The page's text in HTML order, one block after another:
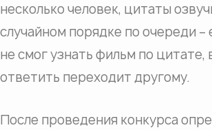
несколько человек, цитаты
случайном порядке по очереди –
не смог узнать фильм по цитате,
ответить переходит другому.
После проведения конкурса